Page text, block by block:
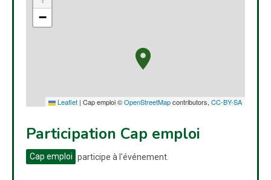
−
Leaflet | Cap emploi ©OpenStreetMapcontributors, CC-BY-SA
Participation Cap emploi
Cap emploi participe à l'événement.